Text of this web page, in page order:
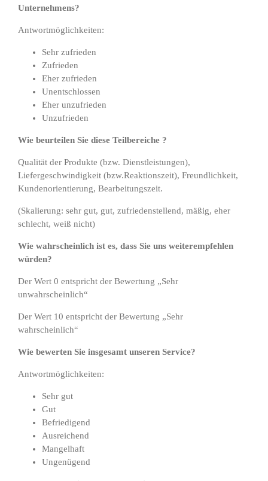
Unternehmens?
Antwortmöglichkeiten:
Sehr zufrieden
Zufrieden
Eher zufrieden
Unentschlossen
Eher unzufrieden
Unzufrieden
Wie beurteilen Sie diese Teilbereiche ?
Qualität der Produkte (bzw. Dienstleistungen),
Liefergeschwindigkeit (bzw.Reaktionszeit), Freundlichkeit,
Kundenorientierung, Bearbeitungszeit.
(Skalierung: sehr gut, gut, zufriedenstellend, mäßig, eher
schlecht, weiß nicht)
Wie wahrscheinlich ist es, dass Sie uns weiterempfehlen
würden?
Der Wert 0 entspricht der Bewertung „Sehr
unwahrscheinlich“
Der Wert 10 entspricht der Bewertung „Sehr
wahrscheinlich“
Wie bewerten Sie insgesamt unseren Service?
Antwortmöglichkeiten:
Sehr gut
Gut
Befriedigend
Ausreichend
Mangelhaft
Ungenügend